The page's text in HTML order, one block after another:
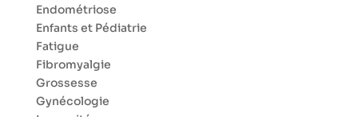
Endométriose
Enfants et Pédiatrie
Fatigue
Fibromyalgie
Grossesse
Gynécologie